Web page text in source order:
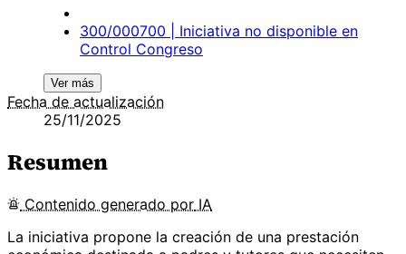
300/000700 | Iniciativa no disponible en
Control Congreso
Ver más
Fecha de actualización
25/11/2025
Resumen
Contenido generado por IA
La iniciativa propone la creación de una prestación